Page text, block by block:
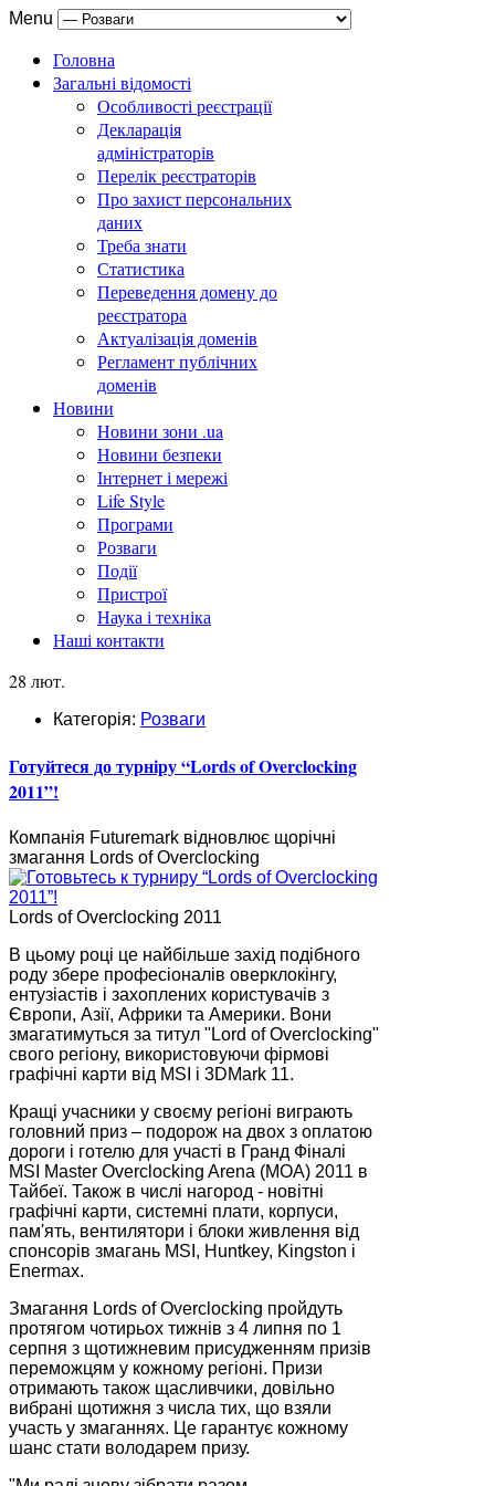
Menu
Головна
Загальні відомості
Особливості реєстрації
Декларація
адміністраторів
Перелік реєстраторів
Про захист персональних
даних
Треба знати
Статистика
Переведення домену до
реєстратора
Актуалізація доменів
Регламент публічних
доменів
Новини
Новини зони .ua
Новини безпеки
Інтернет і мережі
Life Style
Програми
Розваги
Події
Пристрої
Наука і техніка
Наші контакти
28 лют.
Категорія: Розваги
Готуйтеся до турніру “Lords of Overclocking
2011”!
Компанія Futuremark відновлює щорічні
змагання Lords of Overclocking
Lords of Overclocking 2011
В цьому році це найбільше захід подібного
роду збере професіоналів оверклокінгу,
ентузіастів і захоплених користувачів з
Європи, Азії, Африки та Америки. Вони
змагатимуться за титул "Lord of Overclocking"
свого регіону, використовуючи фірмові
графічні карти від MSI і 3DMark 11.
Кращі учасники у своєму регіоні виграють
головний приз – подорож на двох з оплатою
дороги і готелю для участі в Гранд Фіналі
MSI Master Overclocking Arena (MOA) 2011 в
Тайбеї. Також в числі нагород - новітні
графічні карти, системні плати, корпуси,
пам'ять, вентилятори і блоки живлення від
спонсорів змагань MSI, Huntkey, Kingston і
Enermax.
Змагання Lords of Overclocking пройдуть
протягом чотирьох тижнів з 4 липня по 1
серпня з щотижневим присудженням призів
переможцям у кожному регіоні. Призи
отримають також щасливчики, довільно
вибрані щотижня з числа тих, що взяли
участь у змаганнях. Це гарантує кожному
шанс стати володарем призу.